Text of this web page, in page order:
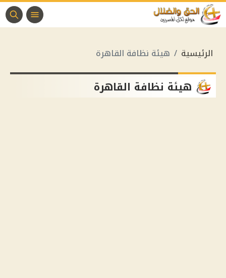
الرئيسية هيئة نظافة القاهرة
هيئة نظافة القاهرة